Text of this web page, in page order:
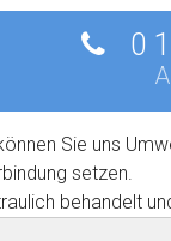
0
Sie uns
setzen.
behandelt